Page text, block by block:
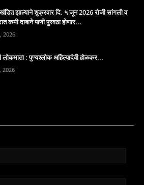
झाल्याने शुक्रवार दि. ५ जून 2026 रोजी सांगली व
कमी दाबाने पाणी पुरवठा होणार...
2026
लोकमाता : पुण्यश्लोक अहिल्यादेवी होळकर...
2026